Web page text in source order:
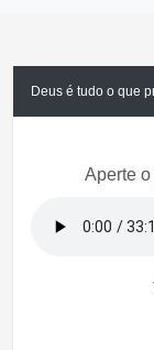
Deus é tudo o que
Aperte